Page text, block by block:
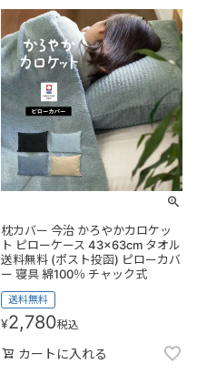
枕カバー 今治 かろやかカロケッ
ト ピローケース 43×63cm タオル
送料無料 (ポスト投函) ピローカバ
ー 寝具 綿100％ チャック式
送料無料
¥2,780税込
カートに入れる